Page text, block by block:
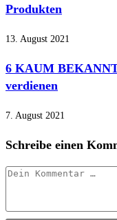
Produkten
13. August 2021
6 KAUM
verdienen
7. August 2021
Schreibe einen
Kommentar